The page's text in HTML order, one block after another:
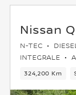
Nissan
N-TEC
INTEGRALE
324,200 Km